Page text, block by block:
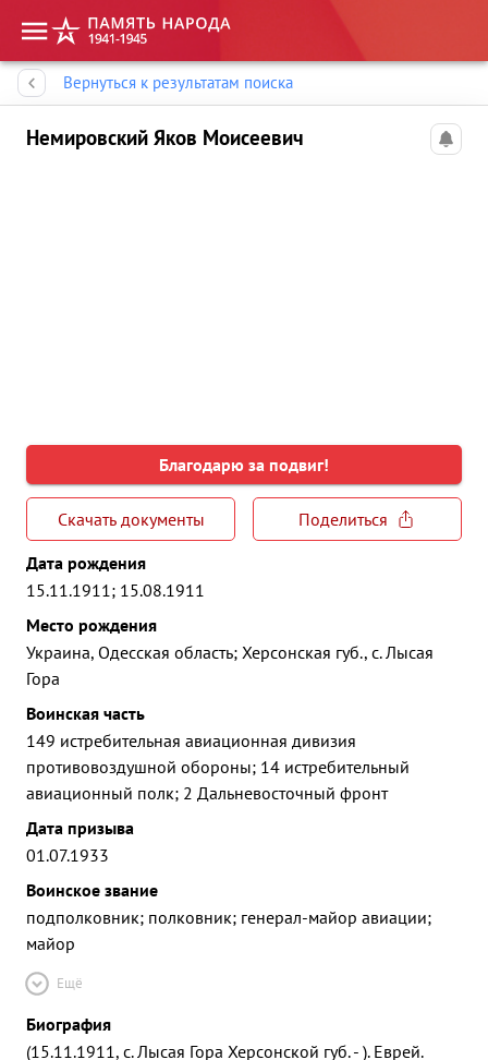
Вернуться к результатам поиска
Немировский Яков Моисеевич
Благодарю за подвиг!
Скачать документы
Поделиться
Дата рождения
15.11.1911; 15.08.1911
Место рождения
Украина, Одесская область; Херсонская губ., с. Лысая
Гора
Воинская часть
149 истребительная авиационная дивизия
противовоздушной обороны; 14 истребительный
авиационный полк; 2 Дальневосточный фронт
Дата призыва
01.07.1933
Воинское звание
подполковник; полковник; генерал-майор авиации;
майор
Ещё
Биография
(15.11.1911, с. Лысая Гора Херсонской губ. - ). Еврей.
Память народа